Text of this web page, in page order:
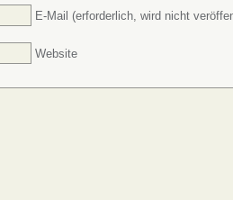
E-Mail (erforderlich, wird nicht
Website